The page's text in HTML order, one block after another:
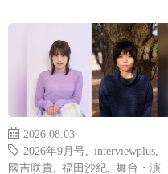
2026.08.03
2026年9月号
interviewplus
國吉咲貴
福田沙紀
舞台・演